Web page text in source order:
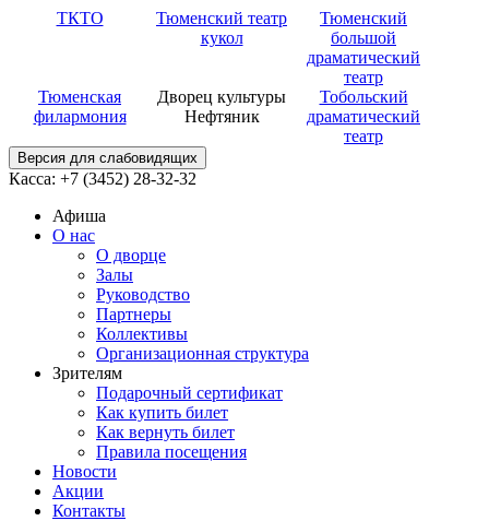
ТКТО
Тюменский театр
кукол
Тюменский
большой
драматический
театр
Тюменская
филармония
Дворец культуры
Нефтяник
Тобольский
драматический
театр
Версия для слабовидящих
Касса: +7 (3452) 28-32-32
Афиша
О нас
О дворце
Залы
Руководство
Партнеры
Коллективы
Организационная структура
Зрителям
Подарочный сертификат
Как купить билет
Как вернуть билет
Правила посещения
Новости
Акции
Контакты